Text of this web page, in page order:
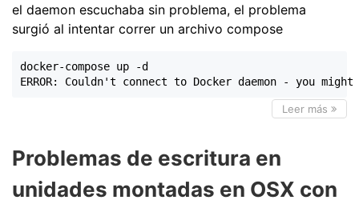
el daemon escuchaba sin problema, el problema
surgió al intentar correr un archivo compose
docker-compose up -d
Leer más
Problemas de escritura en
unidades montadas en OSX con